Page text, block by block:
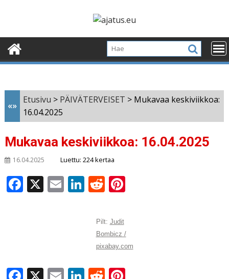
«»
Etusivu > PÄIVÄTERVEISET > Mukavaa keskiviikkoa:
16.04.2025
Mukavaa keskiviikkoa: 16.04.2025
16.04.2025 Luettu: 224 kertaa
F
o
X E Li
dI
n
R
d
di
t
r
e
Pilt: Judit
Bombicz /
pixabay.com